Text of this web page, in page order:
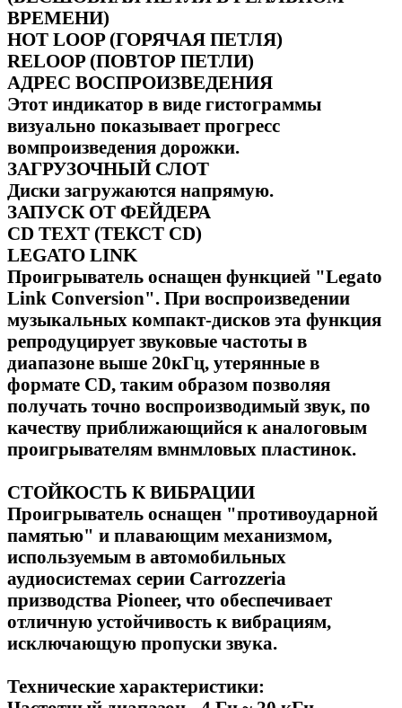
ВРЕМЕНИ)
HOT LOOP (ГОРЯЧАЯ ПЕТЛЯ)
RELOOP (ПОВТОР ПЕТЛИ)
АДРЕС ВОСПРОИЗВЕДЕНИЯ
Этот индикатор в виде гистограммы
визуально показывает прогресс
вомпроизведения дорожки.
ЗАГРУЗОЧНЫЙ СЛОТ
Диски загружаются напрямую.
ЗАПУСК ОТ ФЕЙДЕРА
CD TEXT (ТЕКСТ CD)
LEGATO LINK
Проигрыватель оснащен функцией "Legato
Link Conversion". При воспроизведении
музыкальных компакт-дисков эта функция
репродуцирует звуковые частоты в
диапазоне выше 20кГц, утерянные в
формате CD, таким образом позволяя
получать точно воспроизводимый звук, по
качеству приближающийся к аналоговым
проигрывателям вмнмловых пластинок.
СТОЙКОСТЬ К ВИБРАЦИИ
Проигрыватель оснащен "противоударной
памятью" и плавающим механизмом,
используемым в автомобильных
аудиосистемах серии Carrozzeria
призводства Pioneer, что обеспечивает
отличную устойчивость к вибрациям,
исключающую пропуски звука.
Технические характеристики: